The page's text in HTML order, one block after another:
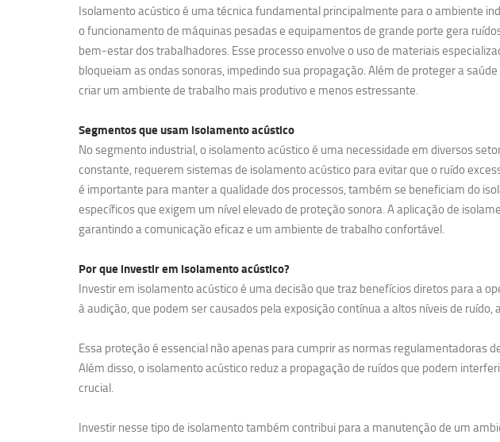
Isolamento acústico é uma técnica fundamental principalmente para o ambiente
o funcionamento de máquinas pesadas e equipamentos de grande porte gera
bem-estar dos trabalhadores. Esse processo envolve o uso de materiais
bloqueiam as ondas sonoras, impedindo sua propagação. Além de proteger a
criar um ambiente de trabalho mais produtivo e menos estressante.
Segmentos que usam isolamento acústico
No segmento industrial, o isolamento acústico é uma necessidade em diversos
constante, requerem sistemas de isolamento acústico para evitar que o ruído
é importante para manter a qualidade dos processos, também se beneficiam do
específicos que exigem um nível elevado de proteção sonora. A aplicação de
garantindo a comunicação eficaz e um ambiente de trabalho confortável.
Por que investir em isolamento acústico?
Investir em isolamento acústico é uma decisão que traz benefícios diretos para a
à audição, que podem ser causados pela exposição contínua a altos níveis de
Essa proteção é essencial não apenas para cumprir as normas
Além disso, o isolamento acústico reduz a propagação de ruídos que podem
crucial.
Investir nesse tipo de isolamento também contribui para a manutenção de um